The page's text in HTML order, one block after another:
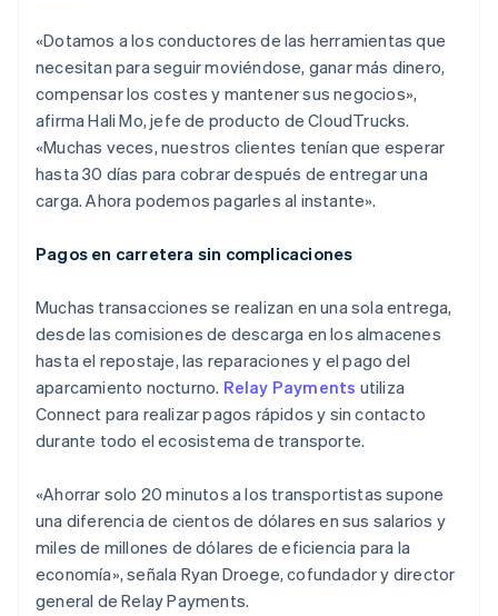
«Dotamos a los conductores de las herramientas que
necesitan para seguir moviéndose, ganar más dinero,
compensar los costes y mantener sus negocios»,
afirma Hali Mo, jefe de producto de CloudTrucks.
«Muchas veces, nuestros clientes tenían que esperar
hasta 30 días para cobrar después de entregar una
carga. Ahora podemos pagarles al instante».
Pagos en carretera sin complicaciones
Muchas transacciones se realizan en una sola entrega,
desde las comisiones de descarga en los almacenes
hasta el repostaje, las reparaciones y el pago del
aparcamiento nocturno. Relay Payments utiliza
Connect para realizar pagos rápidos y sin contacto
durante todo el ecosistema de transporte.
«Ahorrar solo 20 minutos a los transportistas supone
una diferencia de cientos de dólares en sus salarios y
miles de millones de dólares de eficiencia para la
economía», señala Ryan Droege, cofundador y director
general de Relay Payments.